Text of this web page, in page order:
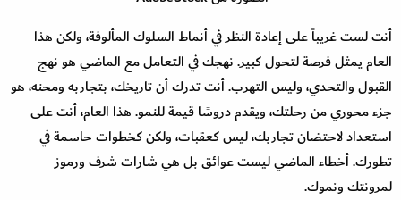
أنت لست غريباً على إعادة النظر في أنماط السلوك المألوفة، ولكن هذا
العام يمثل فرصة لتحول كبير. نهجك في التعامل مع الماضي هو نهج
القبول والتحدي، وليس التهرب. أنت تدرك أن تاريخك، بتجاربه ومحنه، هو
جزء محوري من رحلتك، ويقدم دروسًا قيمة للنمو. هذا العام، أنت على
استعداد لاحتضان تجاربك، ليس كعقبات، ولكن كخطوات حاسمة في
تطورك. أخطاء الماضي ليست عوائق بل هي شارات شرف ورموز
لمرونتك ونموك.